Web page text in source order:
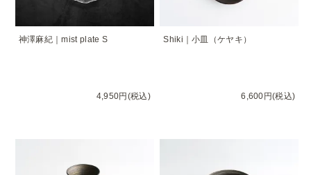
神澤麻紀｜mist plate S
4,950円(税込)
Shiki｜小皿（ケヤキ）
6,600円(税込)